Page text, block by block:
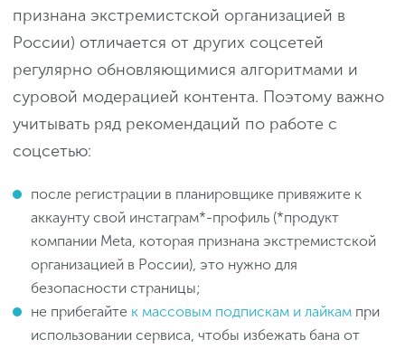
признана экстремистской организацией в
России) отличается от других соцсетей
регулярно обновляющимися алгоритмами и
суровой модерацией контента. Поэтому важно
учитывать ряд рекомендаций по работе с
соцсетью:
после регистрации в планировщике привяжите к
аккаунту свой инстаграм*-профиль (*продукт
компании Meta, которая признана экстремистской
организацией в России), это нужно для
безопасности страницы;
не прибегайте к массовым подпискам и лайкам при
использовании сервиса, чтобы избежать бана от